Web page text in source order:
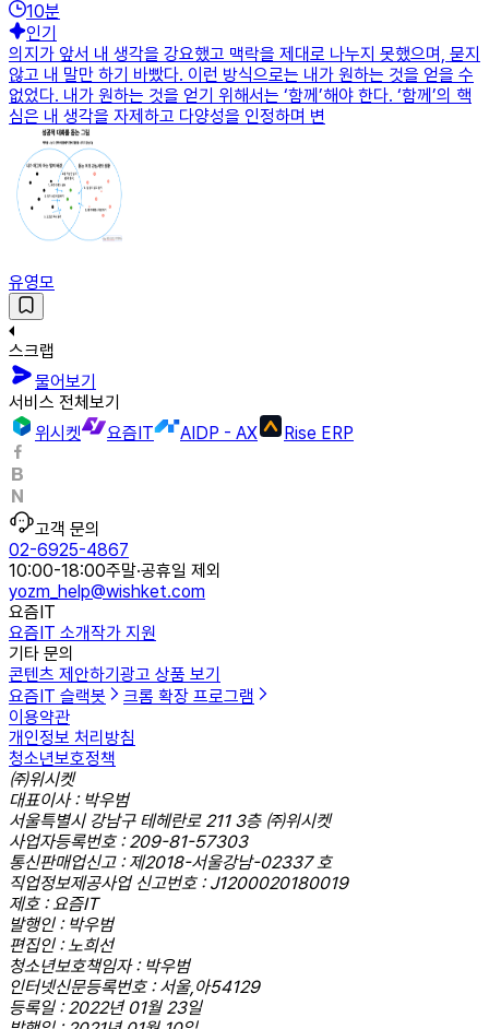
10분
인기
의지가 앞서 내 생각을 강요했고 맥락을 제대로 나누지 못했으며, 묻지
않고 내 말만 하기 바빴다. 이런 방식으로는 내가 원하는 것을 얻을 수
없었다. 내가 원하는 것을 얻기 위해서는 ‘함께’해야 한다. ‘함께’의 핵
심은 내 생각을 자제하고 다양성을 인정하며 변
유영모
스크랩
물어보기
서비스 전체보기
위시켓
요즘IT AIDP - AX Rise ERP
고객 문의
02-6925-4867
10:00-18:00주말·공휴일 제외
yozm_help@wishket.com
요즘IT
요즘IT 소개작가 지원
기타 문의
콘텐츠 제안하기 광고 상품 보기
요즘IT 슬랙봇
크롬 확장 프로그램
이용약관
개인정보 처리방침
청소년보호정책
㈜위시켓
대표이사 : 박우범
서울특별시 강남구 테헤란로 211 3층 ㈜위시켓
사업자등록번호 : 209-81-57303
통신판매업신고 : 제2018-서울강남-02337 호
직업정보제공사업 신고번호 : J1200020180019
제호 : 요즘IT
발행인 : 박우범
편집인 : 노희선
청소년보호책임자 : 박우범
인터넷신문등록번호 : 서울,아54129
등록일 : 2022년 01월 23일